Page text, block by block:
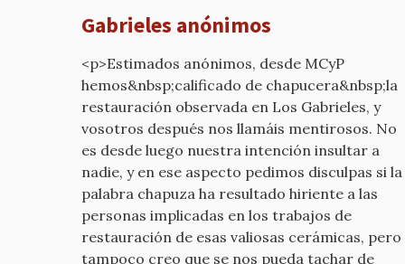
old
Gabrieles anónimos
<p>Estimados anónimos, desde MCyP
hemos&nbsp;calificado de chapucera&nbsp;la
restauración observada en Los Gabrieles, y
vosotros después nos llamáis mentirosos. No
es desde luego nuestra intención insultar a
nadie, y en ese aspecto pedimos disculpas si la
palabra chapuza ha resultado hiriente a las
personas implicadas en los trabajos de
restauración de esas valiosas cerámicas, pero
tampoco creo que se nos pueda tachar de